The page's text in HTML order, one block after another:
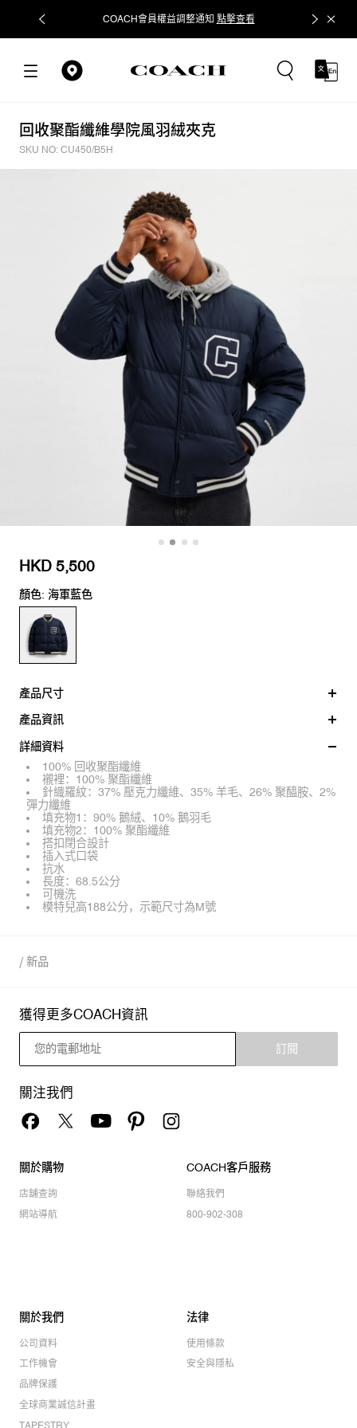
COACH會員權益調整通知 點擊查看 立即追蹤
回收聚酯纖維學院風羽絨夾克
SKU NO: CU450/B5H
HKD 5,500
顏色: 海軍藍色
產品尺寸
產品資訊
詳細資料
100% 回收聚酯纖維
襯裡：100% 聚酯纖維
針織羅紋：37% 壓克力纖維、35% 羊毛、26% 聚醯胺、2%
彈力纖維
填充物1：90% 鵝絨、10% 鵝羽毛
填充物2：100% 聚酯纖維
搭扣閉合設計
插入式口袋
抗水
長度：68.5公分
可機洗
模特兒高188公分，示範尺寸為M號
/ 新品
獲得更多COACH資訊
訂閱
關注我們
關於購物
店舖查詢
網站導航
COACH客戶服務
聯絡我們
800-902-308
關於我們
公司資料
工作機會
品牌保護
全球商業誠信計畫
法律
使用條款
安全與隱私